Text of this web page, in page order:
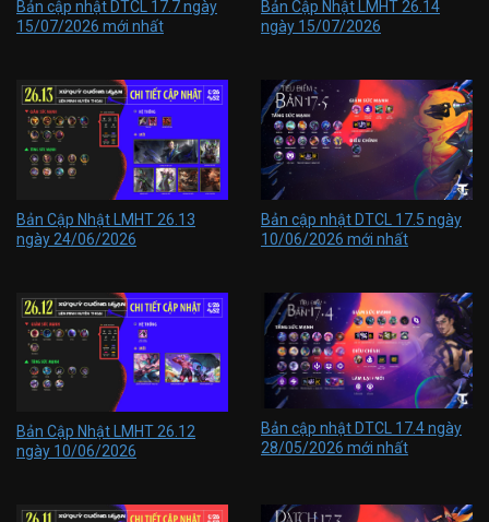
Bản cập nhật DTCL 17.7 ngày
15/07/2026 mới nhất
Bản Cập Nhật LMHT 26.14
ngày 15/07/2026
Bản Cập Nhật LMHT 26.13
ngày 24/06/2026
Bản cập nhật DTCL 17.5 ngày
10/06/2026 mới nhất
Bản Cập Nhật LMHT 26.12
ngày 10/06/2026
Bản cập nhật DTCL 17.4 ngày
28/05/2026 mới nhất